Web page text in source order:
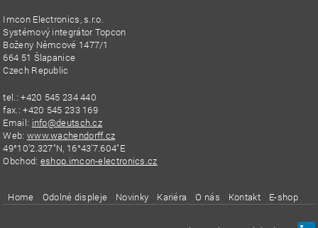
Imcon Electronics, s.r.o.
Systémový integrátor Topcon
Boženy Němcové 1477/1
664 51 Šlapanice
Czech Republic
tel.: +420 545 234 440
fax.: +420 545 233 169
Email: info@deutsch.cz
Web: www.wachendorff.cz
49°10’2.327″N, 16°43’7.604″E
Obchod: eshop.imcon-electronics.cz
Home Odolné displeje Novinky Kariéra O nás Kontakt E-shop